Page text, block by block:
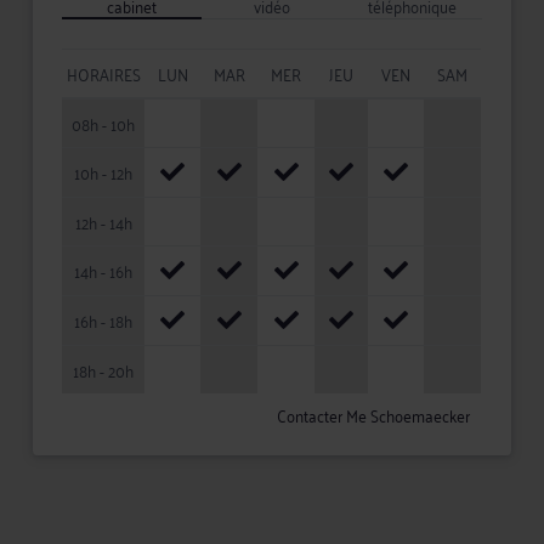
HORAIRES LUN MAR MER JEU VEN
SAM
08h - 10h
10h - 12h
12h - 14h
14h - 16h
16h - 18h
18h - 20h
Contacter Me Schoemaecker